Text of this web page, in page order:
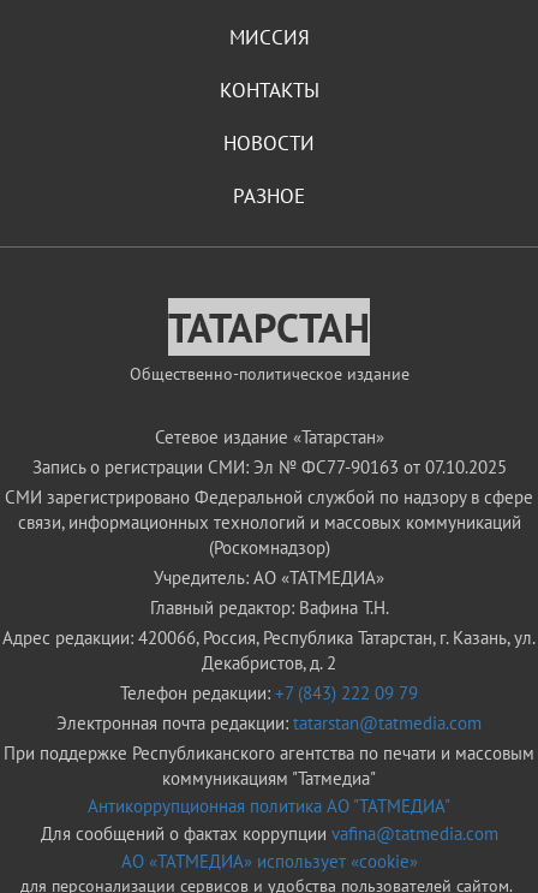
МИССИЯ
КОНТАКТЫ
НОВОСТИ
РАЗНОЕ
ТАТАРСТАН
Общественно-политическое издание
Сетевое издание «Татарстан»
Запись о регистрации СМИ: Эл № ФС77-90163 от 07.10.2025
СМИ зарегистрировано Федеральной службой по надзору в сфере
связи, информационных технологий и массовых коммуникаций
(Роскомнадзор)
Учредитель: АО «ТАТМЕДИА»
Главный редактор: Вафина Т.Н.
Адрес редакции: 420066, Россия, Республика Татарстан, г. Казань, ул.
Декабристов, д. 2
Телефон редакции: +7 (843) 222 09 79
Электронная почта редакции: tatarstan@tatmedia.com
При поддержке Республиканского агентства по печати и массовым
коммуникациям "Татмедиа"
Антикоррупционная политика АО "ТАТМЕДИА"
Для сообщений о фактах коррупции vafina@tatmedia.com
АО «ТАТМЕДИА» использует «cookie»
для персонализации сервисов и удобства пользователей сайтом.